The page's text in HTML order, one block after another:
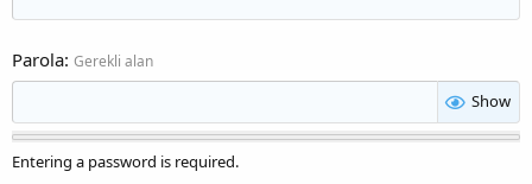
Parola Gerekli alan
Show
Entering a password is required.